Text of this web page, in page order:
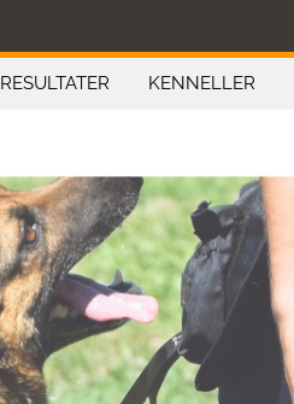
RESULTATER KENNELLER